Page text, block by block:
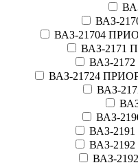
ВАЗ-
ВАЗ-21704
ВАЗ-2171
ВАЗ-
ВАЗ-21724
ВАЗ-
ВАЗ-
ВАЗ-
ВАЗ-
ВАЗ-